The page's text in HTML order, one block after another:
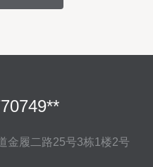
金履二路25号3栋1楼2号